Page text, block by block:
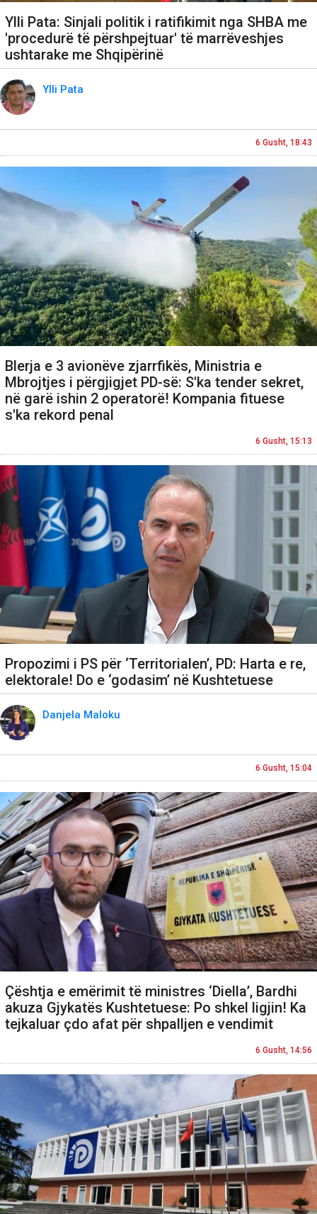
Ylli Pata: Sinjali politik i ratifikimit nga SHBA me
'procedurë të përshpejtuar' të marrëveshjes
ushtarake me Shqipërinë
Ylli Pata
6 Gusht, 18:43
Blerja e 3 avionëve zjarrfikës, Ministria e
Mbrojtjes i përgjigjet PD-së: S'ka tender sekret,
në garë ishin 2 operatorë! Kompania fituese
s'ka rekord penal
6 Gusht, 15:13
Propozimi i PS për ‘Territorialen’, PD: Harta e re,
elektorale! Do e ‘godasim’ në Kushtetuese
Danjela Maloku
6 Gusht, 15:04
Çështja e emërimit të ministres ‘Diella’, Bardhi
akuza Gjykatës Kushtetuese: Po shkel ligjin! Ka
tejkaluar çdo afat për shpalljen e vendimit
6 Gusht, 14:56